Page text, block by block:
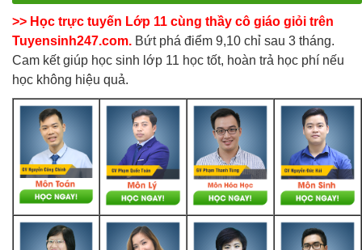
>> Học trực tuyến Lớp 11 cùng thầy cô giáo giỏi trên
Tuyensinh247.com. Bứt phá điểm 9,10 chỉ sau 3 tháng.
Cam kết giúp học sinh lớp 11 học tốt, hoàn trả học phí nếu
học không hiệu quả.